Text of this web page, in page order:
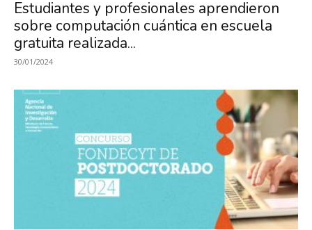
Estudiantes y profesionales aprendieron
sobre computación cuántica en escuela
gratuita realizada...
30/01/2024